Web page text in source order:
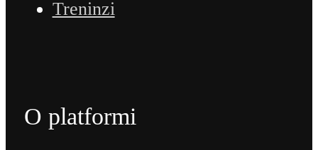
Treninzi
O platformi